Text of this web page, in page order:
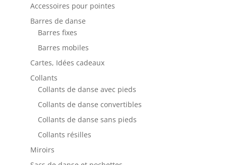
Accessoires pour pointes
Barres de danse
Barres fixes
Barres mobiles
Cartes, Idées cadeaux
Collants
Collants de danse avec pieds
Collants de danse convertibles
Collants de danse sans pieds
Collants résilles
Miroirs